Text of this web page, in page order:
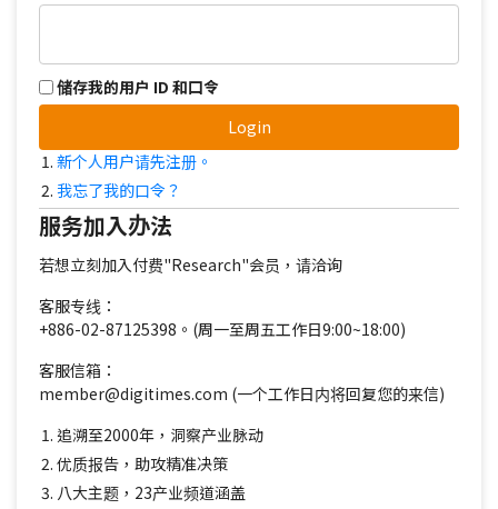
储存我的用户 ID 和口令
Login
新个人用户请先注册。
我忘了我的口令？
服务加入办法
若想立刻加入付费"Research"会员，请洽询
客服专线：
+886-02-87125398。(周一至周五工作日9:00~18:00)
客服信箱：
member@digitimes.com (一个工作日内将回复您的来信)
追溯至2000年，洞察产业脉动
优质报告，助攻精准决策
八大主题，23产业频道涵盖